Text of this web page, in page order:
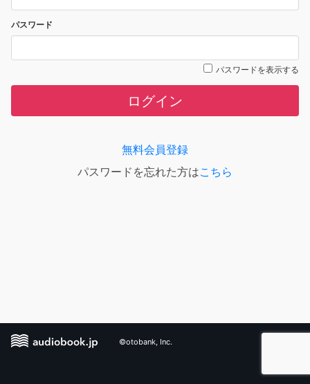
パスワード
パスワードを表示する
ログイン
無料会員登録
パスワードを忘れた方はこちら
©otobank, Inc.